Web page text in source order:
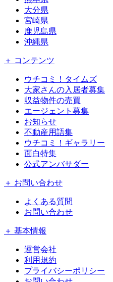
大分県
宮崎県
鹿児島県
沖縄県
＋ コンテンツ
ウチコミ！タイムズ
大家さんの入居者募集
収益物件の売買
エージェント募集
お知らせ
不動産用語集
ウチコミ！ギャラリー
面白特集
公式アンバサダー
＋ お問い合わせ
よくある質問
お問い合わせ
＋ 基本情報
運営会社
利用規約
プライバシーポリシー